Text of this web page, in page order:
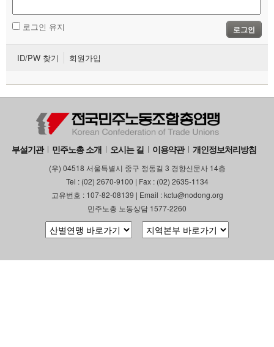
로그인 유지 로그인
ID/PW 찾기 회원가입
부설기관 민주노총 소개 오시는 길 이용약관 개인정보처리방침
(우) 04518 서울특별시 중구 정동길 3 경향신문사 14층
Tel : (02) 2670-9100 | Fax : (02) 2635-1134
고유번호 : 107-82-08139 | Email : kctu@nodong.org
민주노총 노동상담 1577-2260
부설기관
업무